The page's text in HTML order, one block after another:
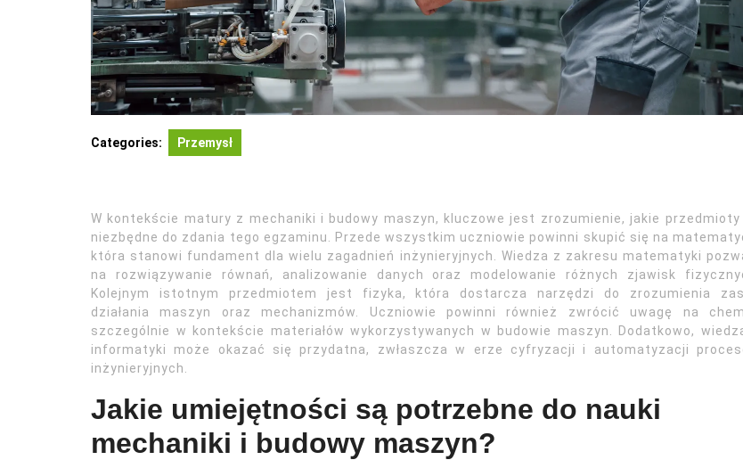
Categories: Przemysł
W kontekście matury z mechaniki i budowy maszyn, kluczowe jest zrozumienie, jakie przedmioty
niezbędne do zdania tego egzaminu. Przede wszystkim uczniowie powinni skupić się na
która stanowi fundament dla wielu zagadnień inżynieryjnych. Wiedza z zakresu matematyki
na rozwiązywanie równań, analizowanie danych oraz modelowanie różnych zjawisk
Kolejnym istotnym przedmiotem jest fizyka, która dostarcza narzędzi do zrozumienia
działania maszyn oraz mechanizmów. Uczniowie powinni również zwrócić uwagę na
szczególnie w kontekście materiałów wykorzystywanych w budowie maszyn. Dodatkowo,
informatyki może okazać się przydatna, zwłaszcza w erze cyfryzacji i automatyzacji
inżynieryjnych.
Jakie umiejętności są potrzebne do nauki
mechaniki i budowy maszyn?